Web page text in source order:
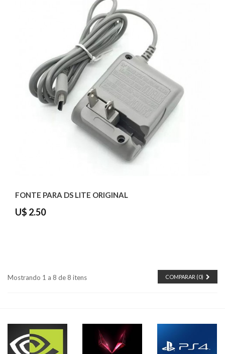
FONTE PARA DS LITE ORIGINAL
U$ 2.50
COMPARAR (0)
Mostrando 1 a 8 de 8 itens